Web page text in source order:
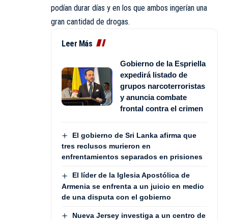
podían durar días y en los que ambos ingerían una
gran cantidad de drogas.
Leer Más
Gobierno de la Espriella
expedirá listado de
grupos narcoterroristas
y anuncia combate
frontal contra el crimen
El gobierno de Sri Lanka afirma que
tres reclusos murieron en
enfrentamientos separados en prisiones
El líder de la Iglesia Apostólica de
Armenia se enfrenta a un juicio en medio
de una disputa con el gobierno
Nueva Jersey investiga a un centro de